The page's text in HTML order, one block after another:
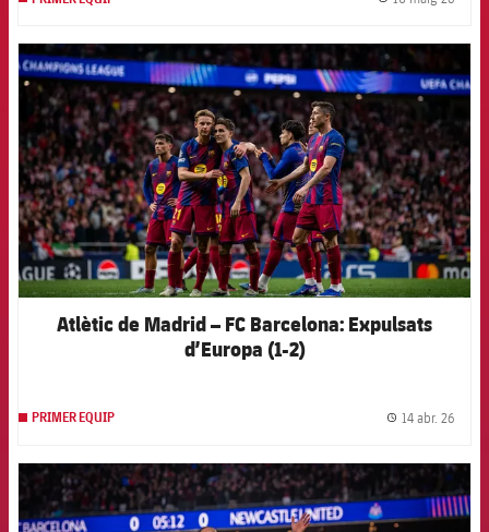
FCB Barcelona badge
Atlètic de Madrid – FC Barcelona: Expulsats
d’Europa (1-2)
PRIMER EQUIP 14 abr. 26
FCB Barcelona badge